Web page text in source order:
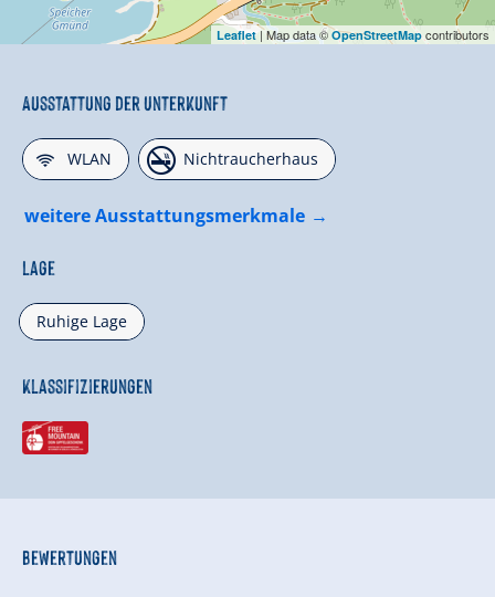
Leaflet | Map data ©OpenStreetMap contributors
Ausstattung der Unterkunft
🜉WLAN 🏝Nichtraucherhaus
weitere Ausstattungsmerkmale
Lage
Ruhige Lage
Klassifizierungen
Bewertungen